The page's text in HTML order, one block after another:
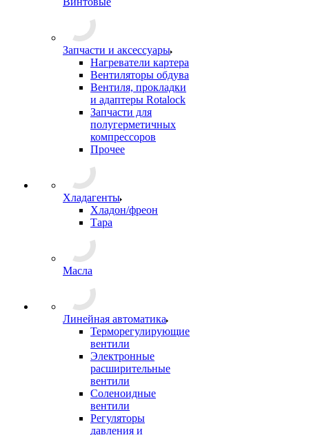
Запчасти и аксессуары
Нагреватели картера
Вентиляторы обдува
Вентиля, прокладки
и адаптеры Rotalock
Запчасти для
полугерметичных
компрессоров
Прочее
Хладагенты
Хладон/фреон
Тара
Масла
Линейная автоматика
Терморегулирующие
вентили
Электронные
расширительные
вентили
Соленоидные
вентили
Регуляторы
давления и